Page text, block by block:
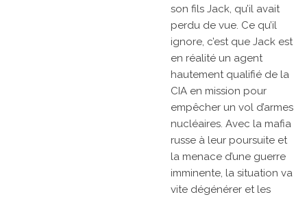
son fils Jack, qu’il avait
perdu de vue. Ce qu’il
ignore, c’est que Jack est
en réalité un agent
hautement qualifié de la
CIA en mission pour
empêcher un vol d’armes
nucléaires. Avec la mafia
russe à leur poursuite et
la menace d’une guerre
imminente, la situation va
vite dégénérer et les